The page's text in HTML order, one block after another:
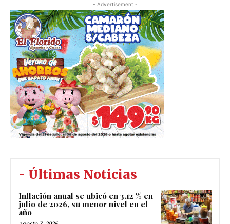
- Advertisement -
- Últimas Noticias
Inflación anual se ubicó en 3.12 % en
julio de 2026, su menor nivel en el
año